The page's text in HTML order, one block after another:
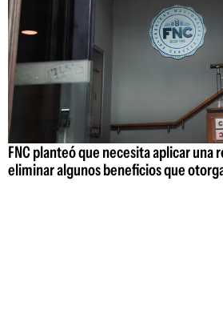
FNC planteó que necesita aplicar una
eliminar algunos beneficios que